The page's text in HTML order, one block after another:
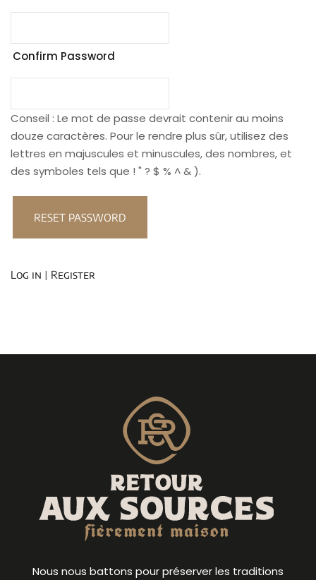
Confirm Password
Conseil : Le mot de passe devrait contenir au moins
douze caractères. Pour le rendre plus sûr, utilisez des
lettres en majuscules et minuscules, des nombres, et
des symboles tels que ! " ? $ % ^ & ).
Log in | Register
Nous nous battons pour préserver les traditions
Sign up
Already have an account?